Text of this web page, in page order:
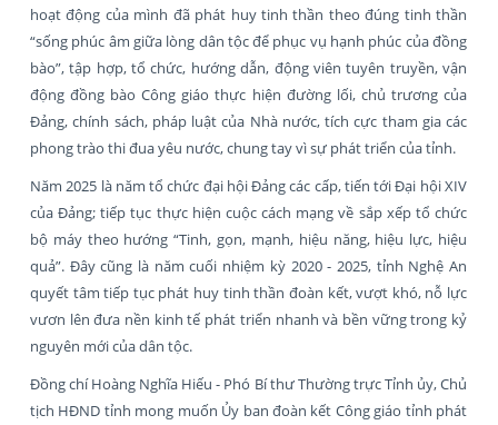
hoạt động của mình đã phát huy tinh thần theo đúng tinh thần
“sống phúc âm giữa lòng dân tộc để phục vụ hạnh phúc của đồng
bào”, tập hợp, tổ chức, hướng dẫn, động viên tuyên truyền, vận
động đồng bào Công giáo thực hiện đường lối, chủ trương của
Đảng, chính sách, pháp luật của Nhà nước, tích cực tham gia các
phong trào thi đua yêu nước, chung tay vì sự phát triển của tỉnh.
Năm 2025 là năm tổ chức đại hội Đảng các cấp, tiến tới Đại hội XIV
của Đảng; tiếp tục thực hiện cuộc cách mạng về sắp xếp tổ chức
bộ máy theo hướng “Tinh, gọn, mạnh, hiệu năng, hiệu lực, hiệu
quả”. Đây cũng là năm cuối nhiệm kỳ 2020 - 2025, tỉnh Nghệ An
quyết tâm tiếp tục phát huy tinh thần đoàn kết, vượt khó, nỗ lực
vươn lên đưa nền kinh tế phát triển nhanh và bền vững trong kỷ
nguyên mới của dân tộc.
Đồng chí Hoàng Nghĩa Hiếu - Phó Bí thư Thường trực Tỉnh ủy, Chủ
tịch HĐND tỉnh mong muốn Ủy ban đoàn kết Công giáo tỉnh phát